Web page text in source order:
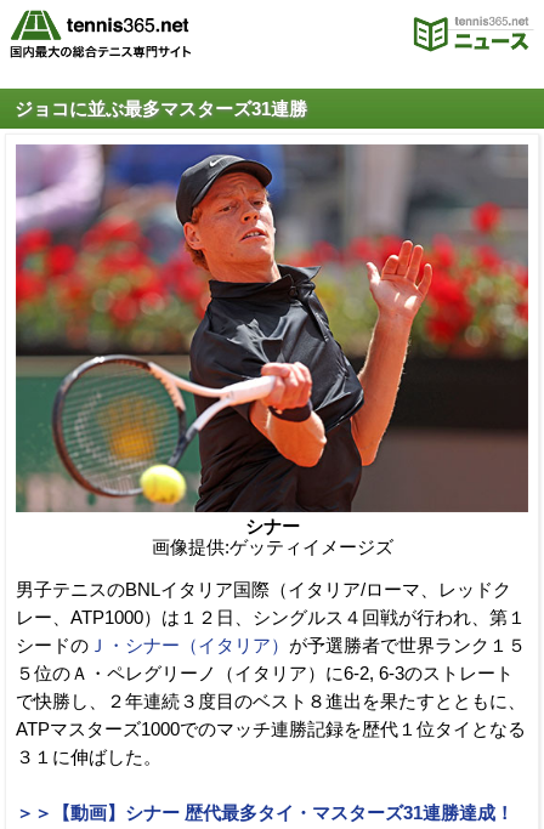
ジョコに並ぶ最多マスターズ31連勝
シナー
画像提供:ゲッティイメージズ
男子テニスのBNLイタリア国際（イタリア/ローマ、レッドク
レー、ATP1000）は１２日、シングルス４回戦が行われ、第１
シードの Ｊ・シナー（イタリア） が予選勝者で世界ランク１５
５位のＡ・ペレグリーノ（イタリア）に6-2, 6-3のストレート
で快勝し、２年連続３度目のベスト８進出を果たすとともに、
ATPマスターズ1000でのマッチ連勝記録を歴代１位タイとなる
３１に伸ばした。
＞＞【動画】シナー 歴代最多タイ・マスターズ31連勝達成！